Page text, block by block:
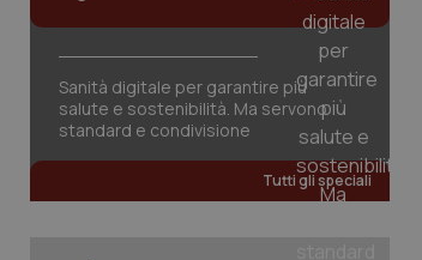
Sanità digitale per garantire più
salute e sostenibilità. Ma servono
standard e condivisione
Tutti gli speciali